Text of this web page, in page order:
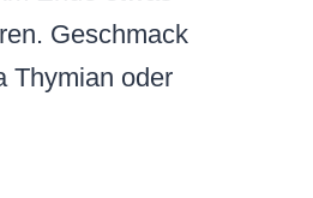
Geschmack
Thymian oder